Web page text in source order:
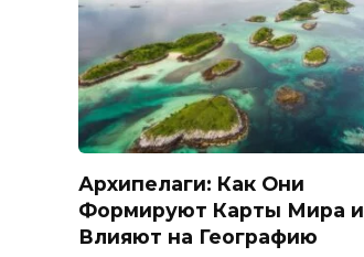
Архипелаги: Как Они
Формируют Карты Мира и
Влияют на Географию